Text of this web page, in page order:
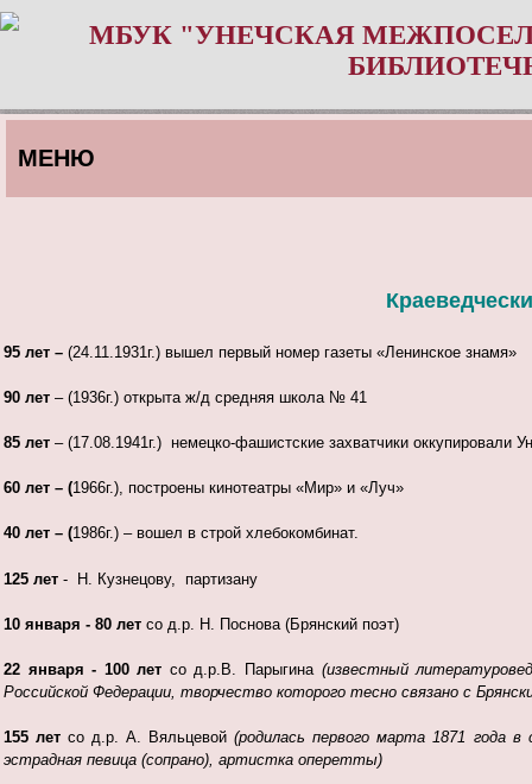
МБУК "УНЕЧСКАЯ
МЕНЮ
95 лет – (24.11.1931г.) вышел первый номер газеты «Ленинское знамя»
90 лет – (1936г.) открыта ж/д средняя школа № 41
85 лет – (17.08.1941г.) немецко-фашистские захватчики оккупировали
60 лет – (1966г.), построены кинотеатры «Мир» и «Луч»
40 лет – (1986г.) – вошел в строй хлебокомбинат.
125 лет - Н. Кузнецову, партизану
10 января - 80 лет со д.р. Н. Поснова (Брянский поэт)
22 января - 100 лет со д.р.В. Парыгина (известный
Российской Федерации, творчество которого тесно связано с
155 лет со д.р. А. Вяльцевой(родилась первого марта 1871 года
эстрадная певица (сопрано), артистка оперетты)